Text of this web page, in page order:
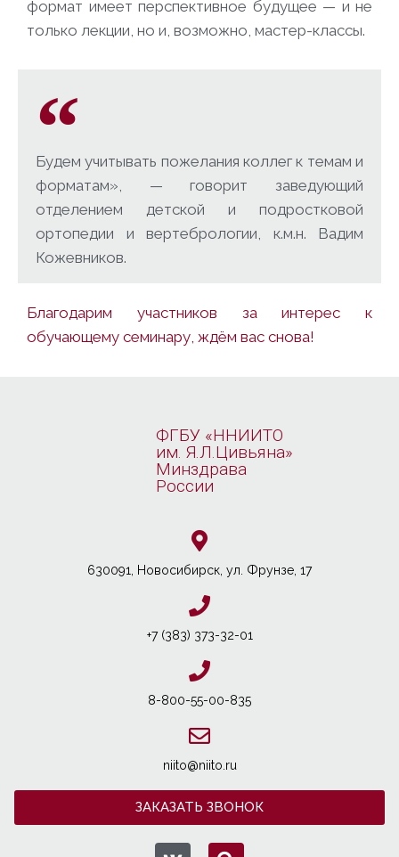
формат имеет перспективное будущее — и не
только лекции, но и, возможно, мастер-классы.
Будем учитывать пожелания коллег к темам и
форматам», — говорит заведующий
отделением детской и подростковой
ортопедии и вертебрологии, к.м.н. Вадим
Кожевников.
Благодарим участников за интерес к
обучающему семинару, ждём вас снова!
ФГБУ «ННИИТО
им. Я.Л.Цивьяна»
Минздрава
России
630091, Новосибирcк, ул. Фрунзе, 17
+7 (383) 373-32-01
8-800-55-00-835
niito@niito.ru
ЗАКАЗАТЬ ЗВОНОК